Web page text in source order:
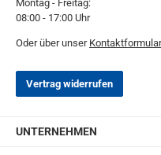
Montag - Freitag:
08:00 - 17:00 Uhr
Oder über unser Kontaktformular
Vertrag widerrufen
UNTERNEHMEN